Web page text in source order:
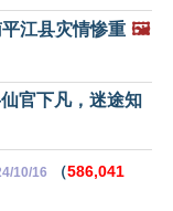
江县灾情惨重 🖼️
官下凡，迷途知
10/16 （586,041